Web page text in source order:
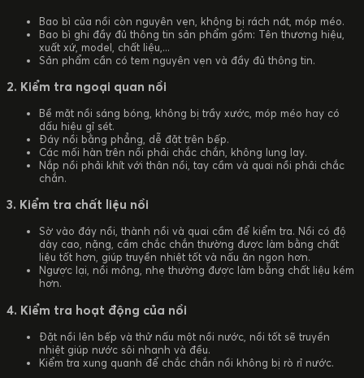
Bao bì của nồi còn nguyên vẹn, không bị rách nát, móp méo.
Bao bì ghi đầy đủ thông tin sản phẩm gồm: Tên thương hiệu,
xuất xứ, model, chất liệu,...
Sản phẩm cần có tem nguyên vẹn và đầy đủ thông tin.
2. Kiểm tra ngoại quan nồi
Bề mặt nồi sáng bóng, không bị trầy xước, móp méo hay có
dấu hiệu gỉ sét.
Đáy nồi bằng phẳng, dễ đặt trên bếp.
Các mối hàn trên nồi phải chắc chắn, không lung lay.
Nắp nồi phải khít với thân nồi, tay cầm và quai nồi phải chắc
chắn.
3. Kiểm tra chất liệu nồi
Sờ vào đáy nồi, thành nồi và quai cầm để kiểm tra. Nồi có độ
dày cao, nặng, cầm chắc chắn thường được làm bằng chất
liệu tốt hơn, giúp truyền nhiệt tốt và nấu ăn ngon hơn.
Ngược lại, nồi mỏng, nhẹ thường được làm bằng chất liệu kém
hơn.
4. Kiểm tra hoạt động của nồi
Đặt nồi lên bếp và thử nấu một nồi nước, nồi tốt sẽ truyền
nhiệt giúp nước sôi nhanh và đều.
Kiểm tra xung quanh để chắc chắn nồi không bị rò rỉ nước.